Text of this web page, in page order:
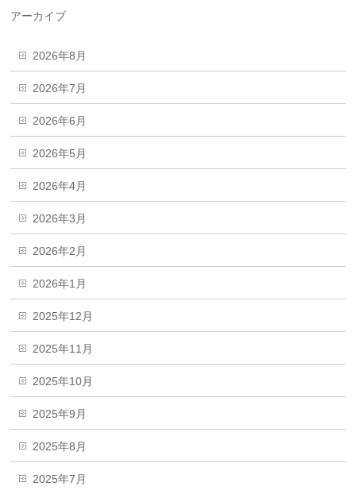
アーカイブ
2026年8月
2026年7月
2026年6月
2026年5月
2026年4月
2026年3月
2026年2月
2026年1月
2025年12月
2025年11月
2025年10月
2025年9月
2025年8月
2025年7月